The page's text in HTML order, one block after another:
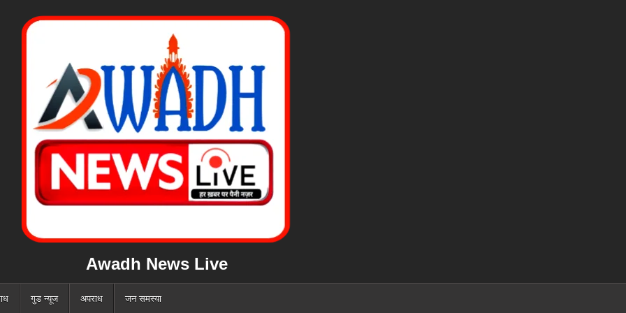
Awadh News Live
गुड न्यूज अपराध जन समस्या